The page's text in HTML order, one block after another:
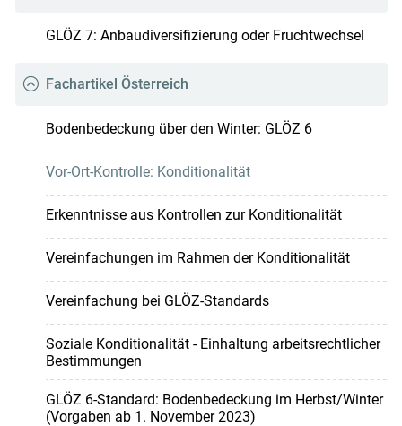
GLÖZ 7: Anbaudiversifizierung oder Fruchtwechsel
Fachartikel Österreich
Bodenbedeckung über den Winter: GLÖZ 6
Vor-Ort-Kontrolle: Konditionalität
Erkenntnisse aus Kontrollen zur Konditionalität
Vereinfachungen im Rahmen der Konditionalität
Vereinfachung bei GLÖZ-Standards
Soziale Konditionalität - Einhaltung arbeitsrechtlicher
Bestimmungen
GLÖZ 6-Standard: Bodenbedeckung im Herbst/Winter
(Vorgaben ab 1. November 2023)